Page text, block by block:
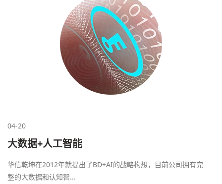
04-20
大数据+人工智能
华信乾坤在2012年就提出了BD+AI的战略构想，目前公司拥有完
整的大数据和认知智...